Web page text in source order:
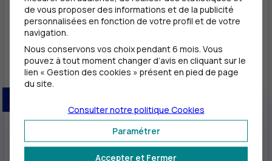
s’inscrit dans la continuité des engagements et des
valeurs duCIC
Pour aller plus loin
de vous proposer des informations et de la publicité
personnalisées en fonction de votre profil et de votre
navigation.
Nous conservons vos choix pendant 6 mois. Vous
pouvez à tout moment changer d’avis en cliquant sur le
lien « Gestion des cookies » présent en pied de page
du site.
Accepter et Fermer
Paramétrer
Consulter notre politique Cookies